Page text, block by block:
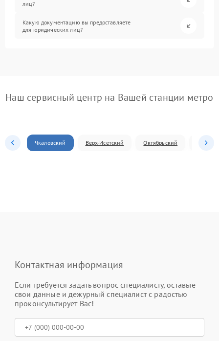
лиц?
Какую документацию вы предоставляете
для юридических лиц?
Наш сервисный центр на Вашей станции метро
Чкаловский Верх-Исетский Октябрьский
Контактная информация
Если требуется задать вопрос специалисту, оставьте
свои данные и дежурный специалист с радостью
проконсультирует Вас!